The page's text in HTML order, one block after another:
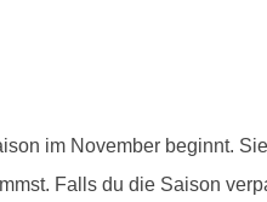
im November beginnt.
Falls du die Saison